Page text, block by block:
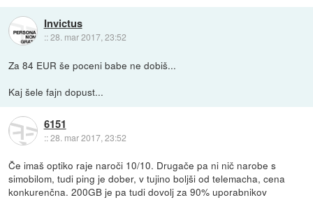
Invictus
::28. mar 2017, 23:52
Za 84 EUR še poceni babe ne dobiš...
Kaj šele fajn dopust...
6151
::28. mar 2017, 23:52
Če imaš optiko raje naroči 10/10. Drugače pa ni nič narobe s
simobilom, tudi ping je dober, v tujino boljši od telemacha, cena
konkurenčna. 200GB je pa tudi dovolj za 90% uporabnikov